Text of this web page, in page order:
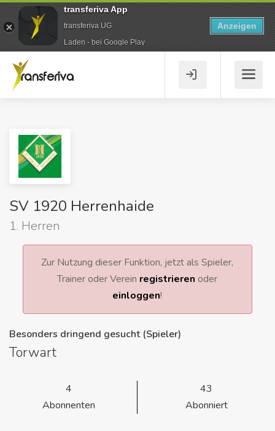
SV 1920 Herrenhaide
1. Herren
Zur Nutzung dieser Funktion, jetzt als Spieler,
Trainer oder Verein registrieren oder
einloggen!
Besonders dringend gesucht (Spieler)
Torwart
4
Abonnenten
43
Abonniert
transferiva App
transferiva UG
Laden - bei Google Play
Anzeigen